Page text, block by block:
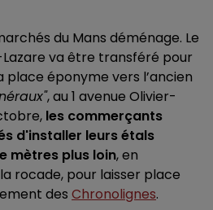
du Mans déménage. Le
va être transféré pour
place éponyme vers l’ancien
, au 1 avenue Olivier-
les commerçants
d'installer leurs étals
mètres plus loin, en
rocade, pour laisser place
des Chronolignes.